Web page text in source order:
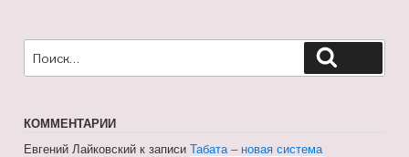
КОММЕНТАРИИ
Евгений Лайковский к записиТабата – новая система